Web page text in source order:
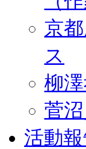
京
ス
柳
菅
活動